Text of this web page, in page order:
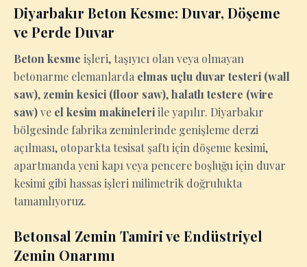
Diyarbakır Beton Kesme: Duvar, Döşeme
ve Perde Duvar
Beton kesme işleri, taşıyıcı olan veya olmayan
betonarme elemanlarda elmas uçlu duvar testeri (wall
saw), zemin kesici (floor saw),halatlı testere (wire
saw)ve el kesim makineleriile yapılır. Diyarbakır
bölgesinde fabrika zeminlerinde genişleme derzi
açılması, otoparkta tesisat şaftı için döşeme kesimi,
apartmanda yeni kapı veya pencere boşluğu için duvar
kesimi gibi hassas işleri milimetrik doğrulukta
tamamlıyoruz.
Betonsal Zemin Tamiri ve Endüstriyel
Zemin Onarımı